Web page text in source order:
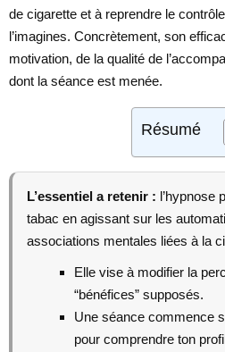
de cigarette et à reprendre le
l’imagines. Concrètement, son
motivation, de la qualité de
dont la séance est menée.
Résumé
L’essentiel a retenir : l’hypnose
tabac en agissant sur les
associations mentales liées à la
Elle vise à modifier la
“bénéfices” supposés.
Une séance commence
pour comprendre ton